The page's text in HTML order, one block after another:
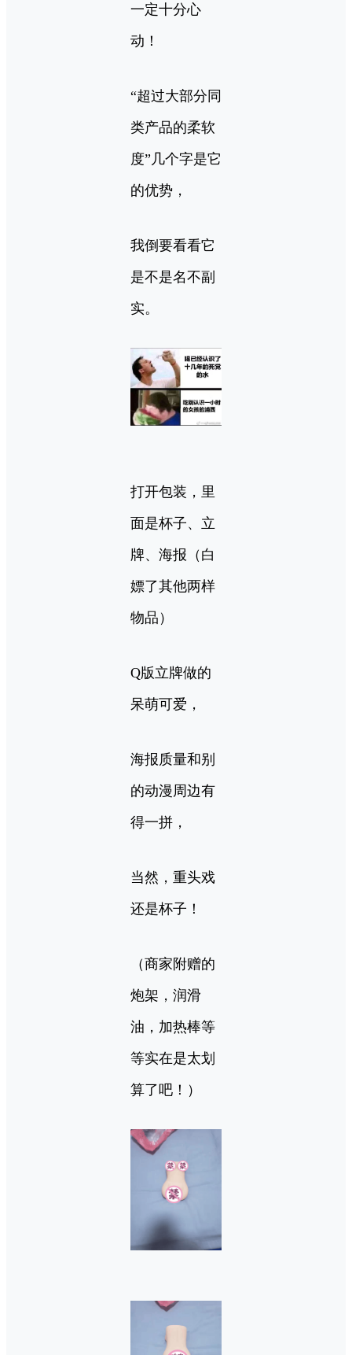
一定十分心
动！
“超过大部分同
类产品的柔软
度”几个字是它
的优势，
我倒要看看它
是不是名不副
实。
打开包装，里
面是杯子、立
牌、海报（白
嫖了其他两样
物品）
Q版立牌做的
呆萌可爱，
海报质量和别
的动漫周边有
得一拼，
当然，重头戏
还是杯子！
（商家附赠的
炮架，润滑
油，加热棒等
等实在是太划
算了吧！）